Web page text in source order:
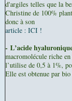
d'argiles telles que la
Christine de 100%
donc à son
article : ICI !
- L’acide
macromolécule riche
l’utilise de 0,5 à 1%,
Elle est obtenue par